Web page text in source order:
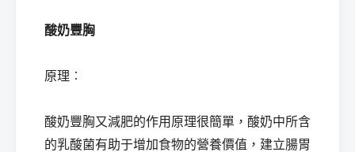
酸奶豐胸
原理︰
酸奶豐胸又減肥的作用原理很簡單，酸奶中所含
的乳酸菌有助于增加食物的營養價值，建立腸胃